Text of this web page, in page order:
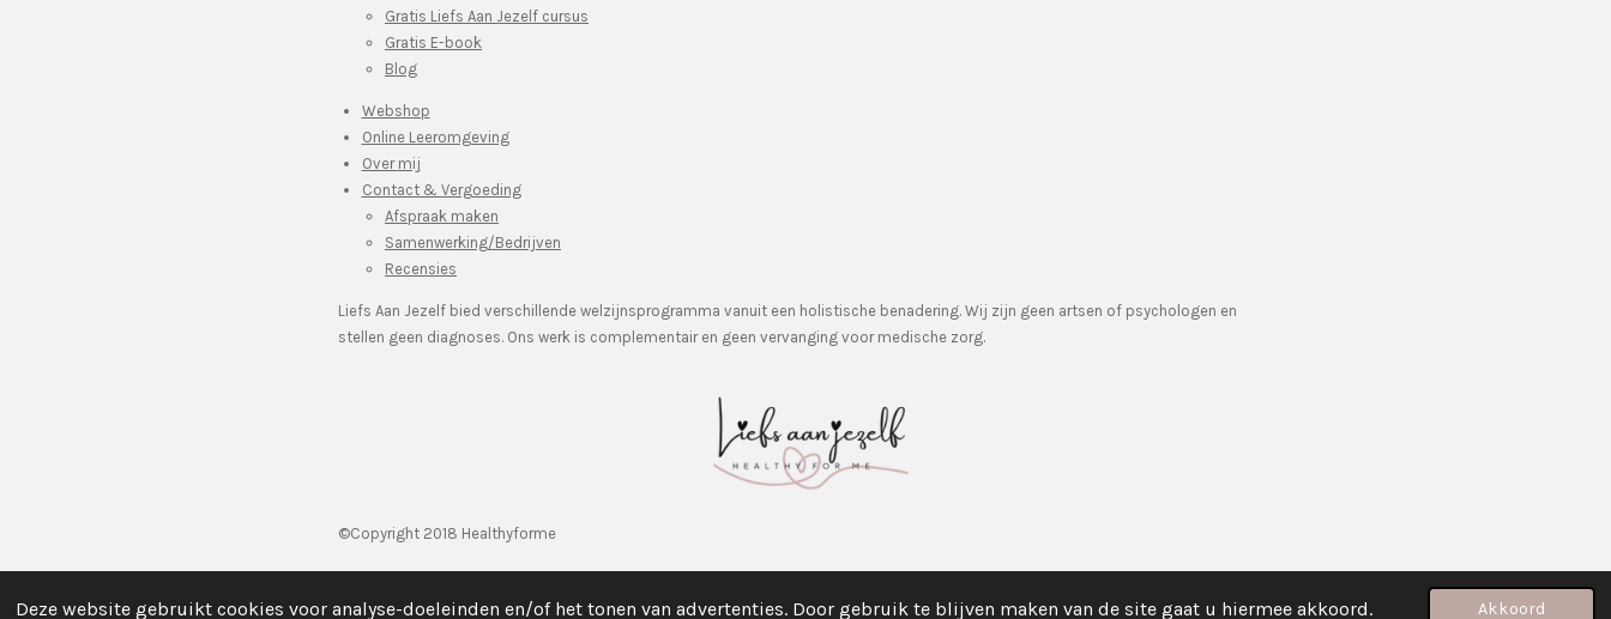
Deze website gebruikt cookies voor analyse-doeleinden en/of het tonen van advertenties. Door gebruik te blijven maken van de site gaat u hiermee akkoord. Akkoord
Gratis Liefs Aan Jezelf cursus
Gratis E-book
Blog
Webshop
Online Leeromgeving
Over mij
Contact & Vergoeding
Afspraak maken
Samenwerking/Bedrijven
Recensies
Liefs Aan Jezelf bied verschillende welzijnsprogramma vanuit een holistische benadering. Wij zijn geen artsen of psychologen en
stellen geen diagnoses. Ons werk is complementair en geen vervanging voor medische zorg.
©Copyright 2018 Healthyforme